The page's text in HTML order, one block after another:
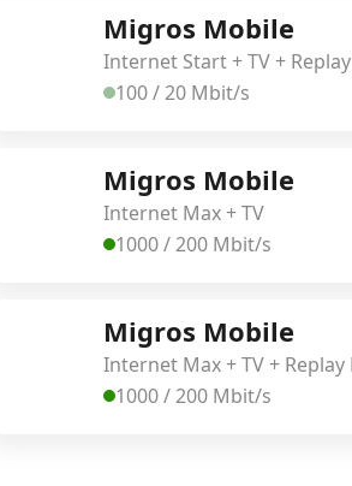
Migros Mobile
Internet Start + TV +
100 / 20 Mbit/s
Migros Mobile
Internet Max + TV
1000 / 200 Mbit/s
Migros Mobile
Internet Max + TV + Replay
1000 / 200 Mbit/s